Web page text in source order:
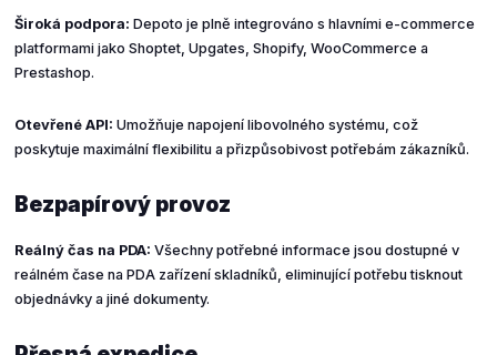
Široká podpora: Depoto je plně integrováno s hlavními e-commerce
platformami jako Shoptet, Upgates, Shopify, WooCommerce a
Prestashop.
Otevřené API: Umožňuje napojení libovolného systému, což
poskytuje maximální flexibilitu a přizpůsobivost potřebám zákazníků.
Bezpapírový provoz
Reálný čas na PDA: Všechny potřebné informace jsou dostupné v
reálném čase na PDA zařízení skladníků, eliminující potřebu tisknout
objednávky a jiné dokumenty.